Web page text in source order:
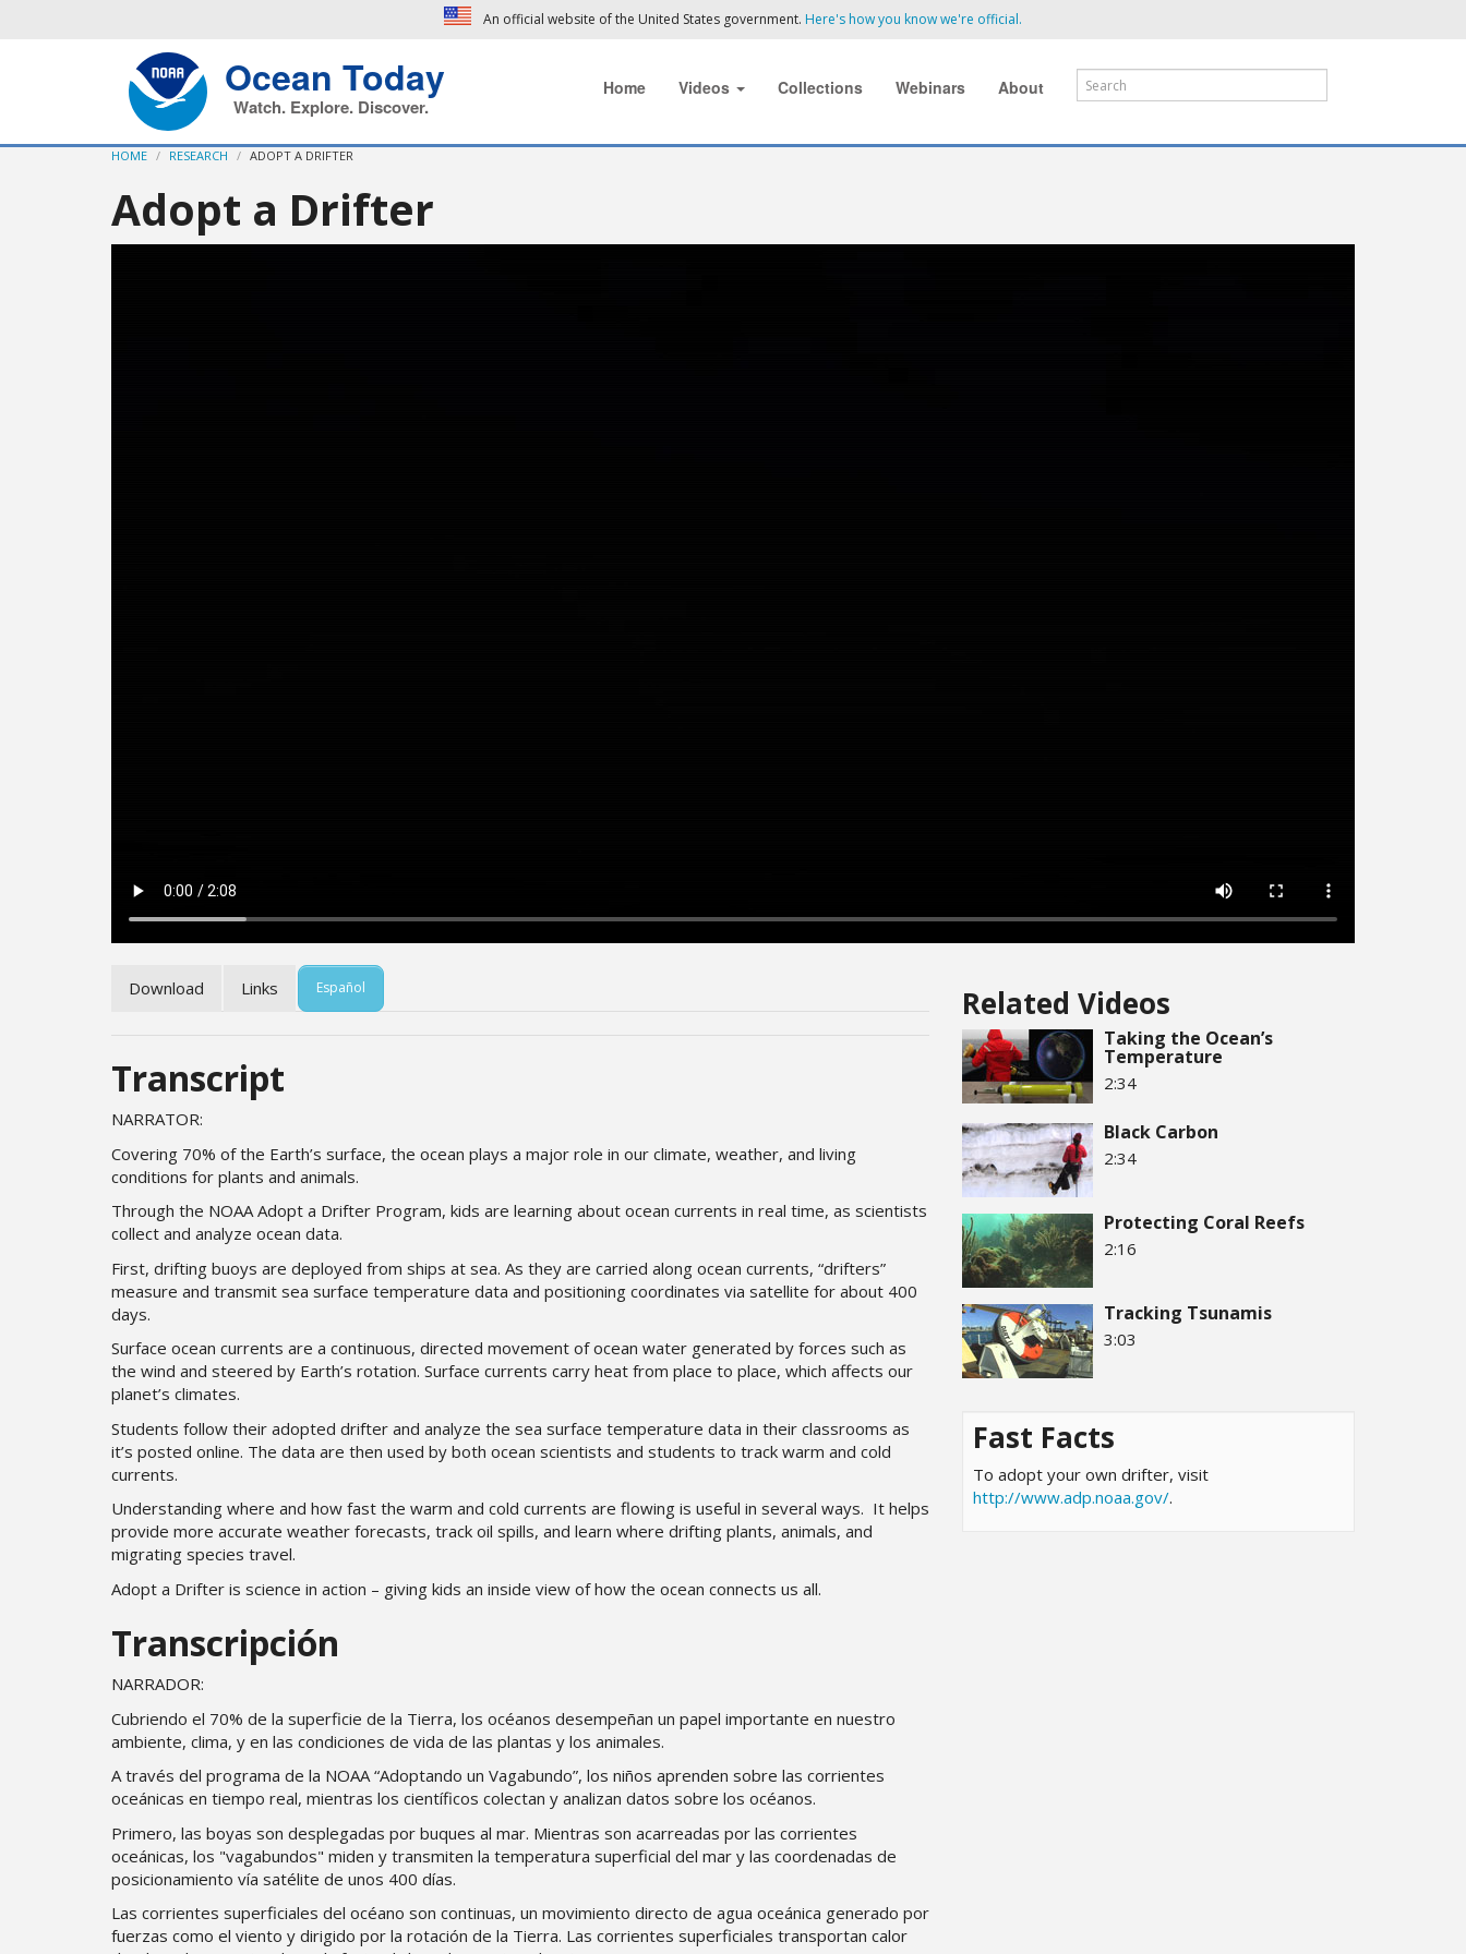
An official website of the United States government. Here's how you know we're official.
Ocean Today
Watch. Explore. Discover.
Home Videos Collections Webinars About
HOME RESEARCH ADOPT A DRIFTER
Adopt a Drifter
Download Links Español
Transcript
NARRATOR:
Covering 70% of the Earth’s surface, the ocean plays a major role in our climate, weather, and living
conditions for plants and animals.
Through the NOAA Adopt a Drifter Program, kids are learning about ocean currents in real time, as scientists
collect and analyze ocean data.
First, drifting buoys are deployed from ships at sea. As they are carried along ocean currents, “drifters”
measure and transmit sea surface temperature data and positioning coordinates via satellite for about 400
days.
Surface ocean currents are a continuous, directed movement of ocean water generated by forces such as
the wind and steered by Earth’s rotation. Surface currents carry heat from place to place, which affects our
planet’s climates.
Students follow their adopted drifter and analyze the sea surface temperature data in their classrooms as
it’s posted online. The data are then used by both ocean scientists and students to track warm and cold
currents.
Understanding where and how fast the warm and cold currents are flowing is useful in several ways. It helps
provide more accurate weather forecasts, track oil spills, and learn where drifting plants, animals, and
migrating species travel.
Adopt a Drifter is science in action – giving kids an inside view of how the ocean connects us all.
Transcripción
NARRADOR:
Cubriendo el 70% de la superficie de la Tierra, los océanos desempeñan un papel importante en nuestro
ambiente, clima, y en las condiciones de vida de las plantas y los animales.
A través del programa de la NOAA “Adoptando un Vagabundo”, los niños aprenden sobre las corrientes
oceánicas en tiempo real, mientras los científicos colectan y analizan datos sobre los océanos.
Primero, las boyas son desplegadas por buques al mar. Mientras son acarreadas por las corrientes
oceánicas, los "vagabundos" miden y transmiten la temperatura superficial del mar y las coordenadas de
posicionamiento vía satélite de unos 400 días.
Las corrientes superficiales del océano son continuas, un movimiento directo de agua oceánica generado por
fuerzas como el viento y dirigido por la rotación de la Tierra. Las corrientes superficiales transportan calor
Related Videos
Taking the Ocean’s
Temperature
2:34
Black Carbon
2:34
Protecting Coral Reefs
2:16
Tracking Tsunamis
3:03
Fast Facts
To adopt your own drifter, visit
http://www.adp.noaa.gov/.